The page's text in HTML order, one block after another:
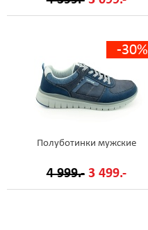
-30%
Полуботинки мужские
4 999.- 3 499.-